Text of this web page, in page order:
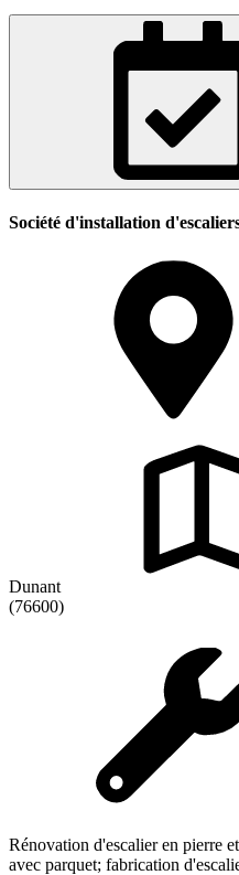
Société d'installation
Dunant
(76600)
Rénovation d'escalier en pierre
avec parquet; fabrication